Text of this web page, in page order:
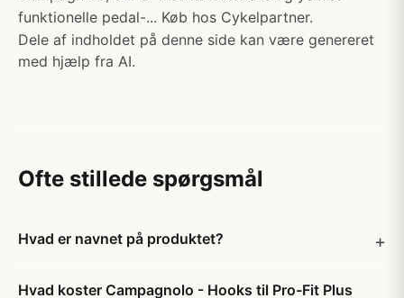
funktionelle pedal-... Køb hos Cykelpartner.
Dele af indholdet på denne side kan være genereret
med hjælp fra AI.
Ofte stillede spørgsmål
Hvad er navnet på produktet?
Hvad koster Campagnolo - Hooks til Pro-Fit Plus